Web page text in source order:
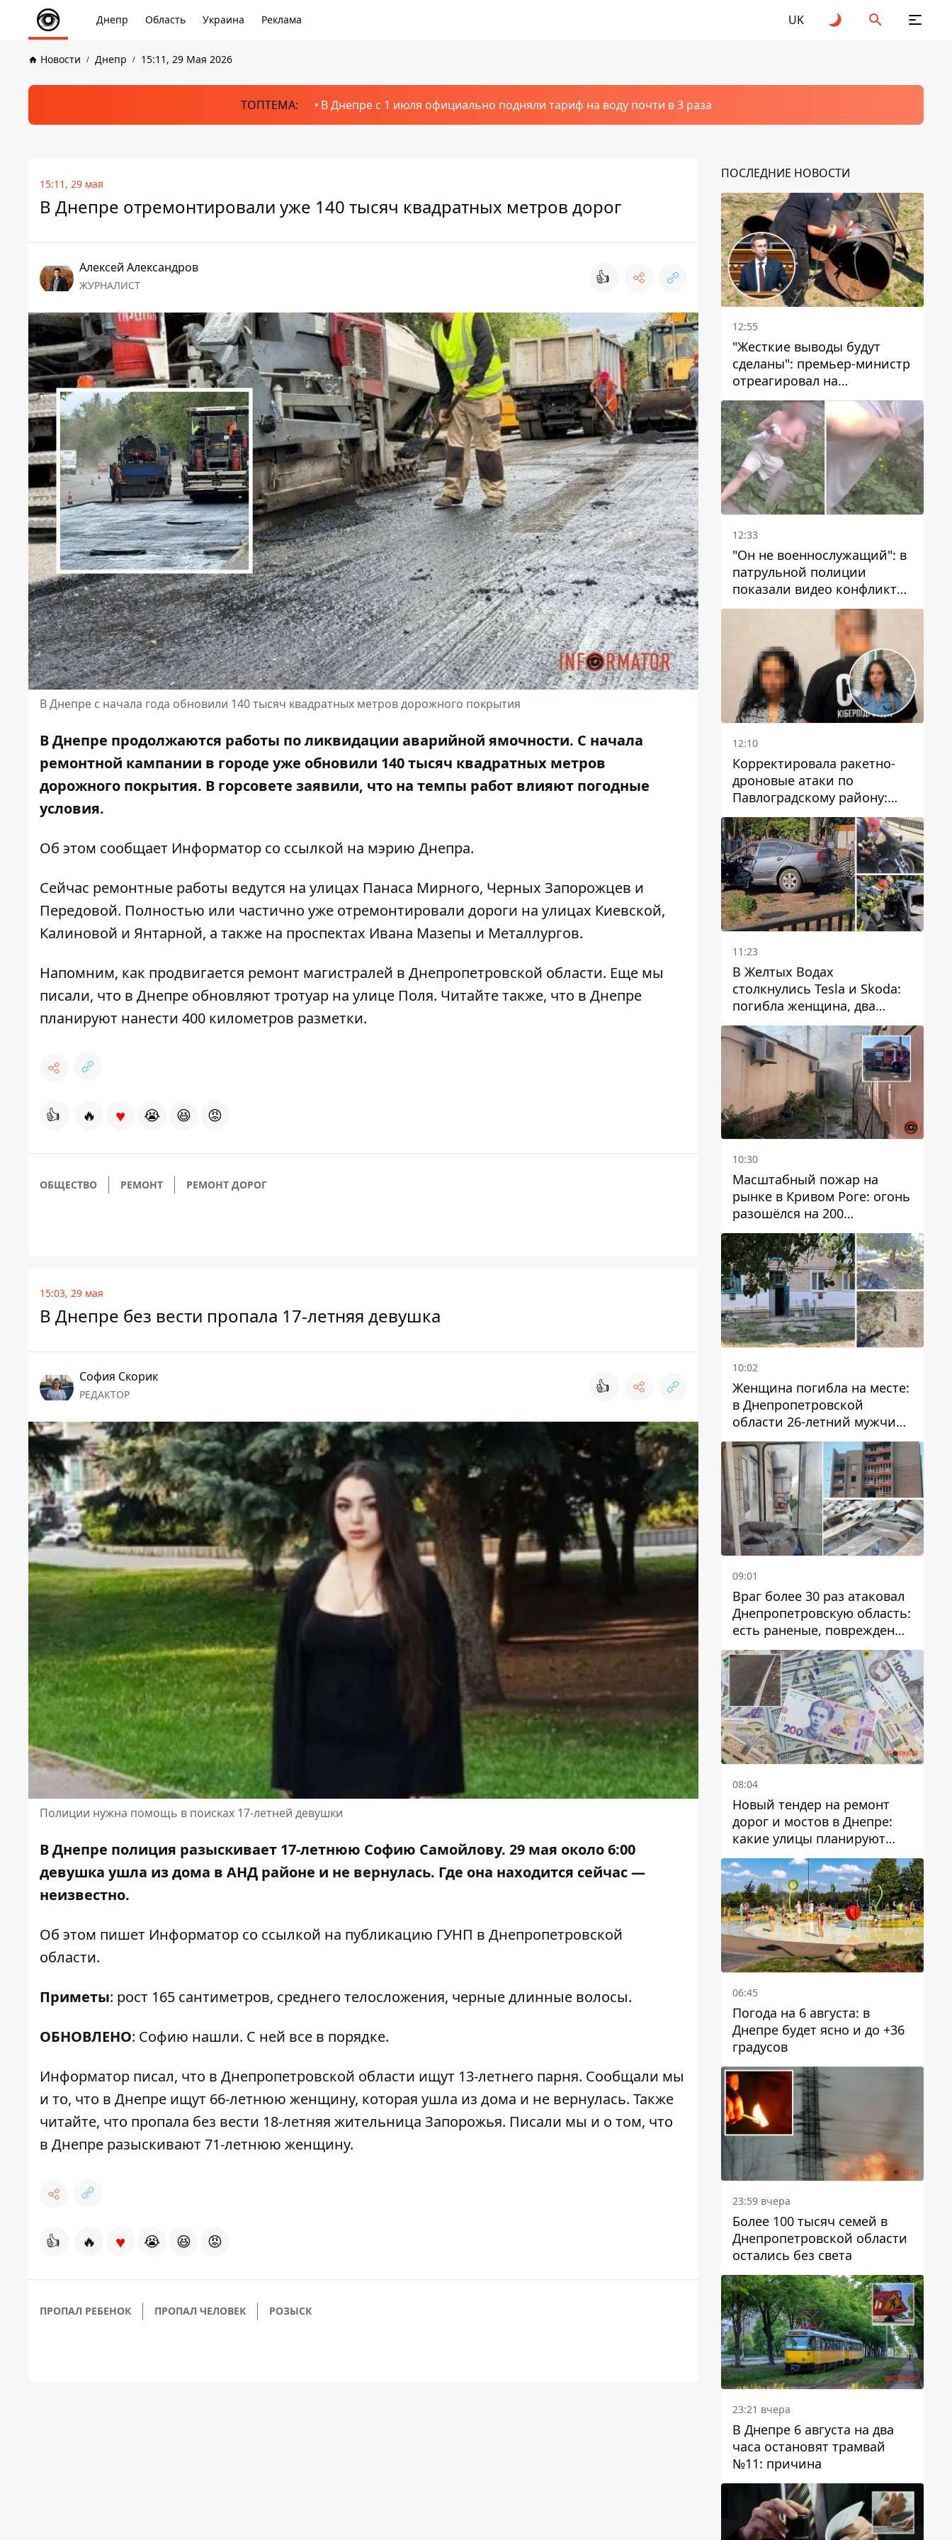
Днепр Область Украина Реклама UK
Новости Днепр 15:11, 29 Мая 2026
ТОПТЕМА: В Днепре с 1 июля официально подняли тариф на воду почти в 3 раза
15:11, 29 мая
В Днепре отремонтировали уже 140 тысяч квадратных метров дорог
Алексей Александров
ЖУРНАЛИСТ 👍
В Днепре с начала года обновили 140 тысяч квадратных метров дорожного покрытия
В Днепре продолжаются работы по ликвидации аварийной ямочности. С начала
ремонтной кампании в городе уже обновили 140 тысяч квадратных метров
дорожного покрытия. В горсовете заявили, что на темпы работ влияют погодные
условия.
Об этом сообщает Информатор со ссылкой на мэрию Днепра.
Сейчас ремонтные работы ведутся на улицах Панаса Мирного, Черных Запорожцев и
Передовой. Полностью или частично уже отремонтировали дороги на улицах Киевской,
Калиновой и Янтарной, а также на проспектах Ивана Мазепы и Металлургов.
Напомним, как продвигается ремонт магистралей в Днепропетровской области. Еще мы
писали, что в Днепре обновляют тротуар на улице Поля. Читайте также, что в Днепре
планируют нанести 400 километров разметки.
👍 🔥 ♥ 😭 😆 😡
ОБЩЕСТВО РЕМОНТ РЕМОНТ ДОРОГ
15:03, 29 мая
В Днепре без вести пропала 17-летняя девушка
София Скорик
РЕДАКТОР 👍
Полиции нужна помощь в поисках 17-летней девушки
В Днепре полиция разыскивает 17-летнюю Софию Самойлову. 29 мая около 6:00
девушка ушла из дома в АНД районе и не вернулась. Где она находится сейчас —
неизвестно.
Об этом пишет Информатор со ссылкой на публикацию ГУНП в Днепропетровской
области.
Приметы: рост 165 сантиметров, среднего телосложения, черные длинные волосы.
ОБНОВЛЕНО: Софию нашли. С ней все в порядке.
Информатор писал, что в Днепропетровской области ищут 13-летнего парня. Сообщали мы
и то, что в Днепре ищут 66-летнюю женщину, которая ушла из дома и не вернулась. Также
читайте, что пропала без вести 18-летняя жительница Запорожья. Писали мы и о том, что
в Днепре разыскивают 71-летнюю женщину.
👍 🔥 ♥ 😭 😆 😡
ПРОПАЛ РЕБЕНОК ПРОПАЛ ЧЕЛОВЕК РОЗЫСК
ПОСЛЕДНИЕ НОВОСТИ
12:55
"Жесткие выводы будут
сделаны": премьер-министр
отреагировал на
несколькодневное
отсутствие воды в Марганце
12:33
"Он не военнослужащий": в
патрульной полиции
показали видео конфликта
с мужчиной без ноги на
проспекте Поля в Днепре
12:10
Корректировала ракетно-
дроновые атаки по
Павлоградскому району:
задержали вражескую
агентку
11:23
В Желтых Водах
столкнулись Tesla и Skoda:
погибла женщина, два
человека пострадали
10:30
Масштабный пожар на
рынке в Кривом Роге: огонь
разошёлся на 200
квадратных метров
10:02
Женщина погибла на месте:
в Днепропетровской
области 26-летний мужчина
избил трех человек
металлическим предметом
09:01
Враг более 30 раз атаковал
Днепропетровскую область:
есть раненые, повреждены
лицей, дома и предприятия
08:04
Новый тендер на ремонт
дорог и мостов в Днепре:
какие улицы планируют
обновить и сколько
десятков миллионов гривен
на это хотят потратить
06:45
Погода на 6 августа: в
Днепре будет ясно и до +36
градусов
23:59 вчера
Более 100 тысяч семей в
Днепропетровской области
остались без света
23:21 вчера
В Днепре 6 августа на два
часа остановят трамвай
№11: причина